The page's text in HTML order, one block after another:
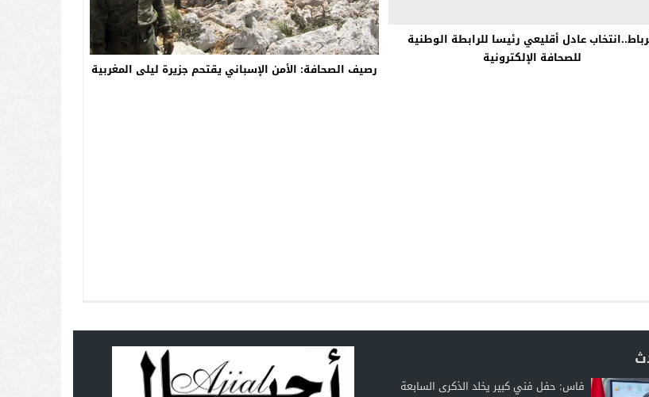
عادل أقليعي رئيسا للرابطة الوطنية
للصحافة الإلكترونية
رصيف الصحافة: الأمن الإسباني يقتحم جزيرة ليلى المغربية
فاس: حفل فني كبير يخلد الذكرى السابعة